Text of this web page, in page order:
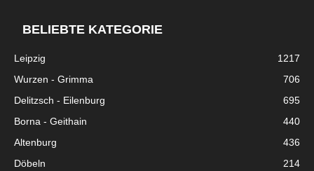
BELIEBTE KATEGORIE
Leipzig
1217
Wurzen - Grimma
706
Delitzsch - Eilenburg
695
Borna - Geithain
440
Altenburg
436
Döbeln
214